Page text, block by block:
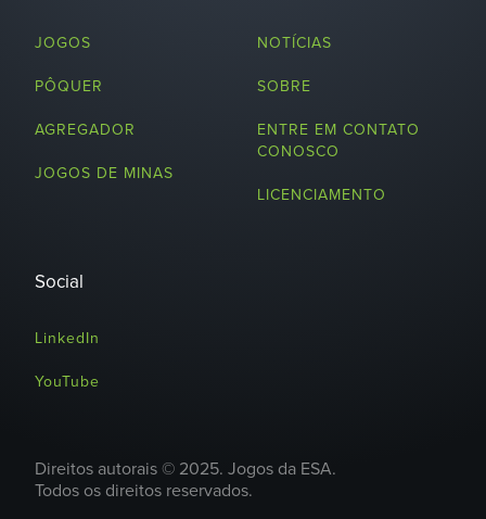
JOGOS
PÔQUER
AGREGADOR
JOGOS DE MINAS
NOTÍCIAS
SOBRE
ENTRE EM CONTATO
CONOSCO
LICENCIAMENTO
Social
LinkedIn
YouTube
Direitos autorais © 2025. Jogos da ESA.
Todos os direitos reservados.